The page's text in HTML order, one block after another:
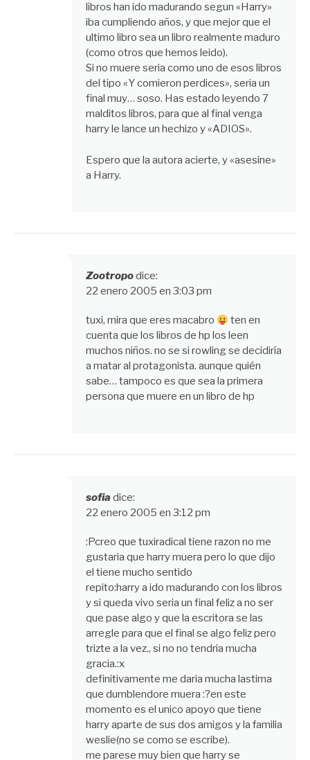
libros han ido madurando segun «Harry»
iba cumpliendo años, y que mejor que el
ultimo libro sea un libro realmente maduro
(como otros que hemos leido).
Si no muere seria como uno de esos libros
del tipo «Y comieron perdices», seria un
final muy… soso. Has estado leyendo 7
malditos libros, para que al final venga
harry le lance un hechizo y «ADIOS».
Espero que la autora acierte, y «asesine»
a Harry.
Zootropodice:
22 enero 2005 en 3:03 pm
tuxi, mira que eres macabro
ten en
cuenta que los libros de hp los leen
muchos niños. no se si rowling se decidiría
a matar al protagonista. aunque quién
sabe… tampoco es que sea la primera
persona que muere en un libro de hp
sofia dice:
22 enero 2005 en 3:12 pm
:Pcreo que tuxiradical tiene razon no me
gustaria que harry muera pero lo que dijo
el tiene mucho sentido
repito:harry a ido madurando con los libros
y si queda vivo seria un final feliz a no ser
que pase algo y que la escritora se las
arregle para que el final se algo feliz pero
trizte a la vez., si no no tendria mucha
gracia.:x
definitivamente me daria mucha lastima
que dumblendore muera :?en este
momento es el unico apoyo que tiene
harry aparte de sus dos amigos y la familia
weslie(no se como se escribe).
me parese muy bien que harry se